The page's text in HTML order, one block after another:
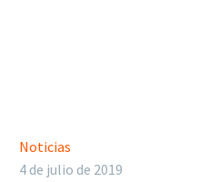
Noticias
4 de julio de 2019